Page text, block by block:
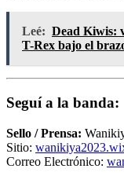
Leé: Dead Kiwis:
T-Rex bajo el
Seguí a la banda:
Sello / Prensa:
Sitio:
Correo Electrónico: